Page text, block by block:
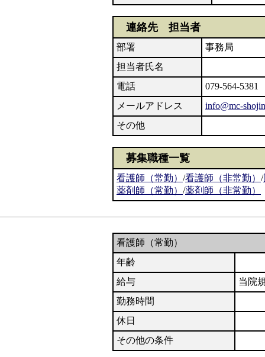
連絡先 担当者
部署
事務局
担当者氏名
電話
079-564-5381
メールアドレス
info@mc-
その他
募集職種一覧
看護師（常勤） /看護師（非常勤） /
薬剤師（常勤） /薬剤師（非常勤）
看護師（常勤）
年齢
給与
当院
勤務時間
休日
その他の条件